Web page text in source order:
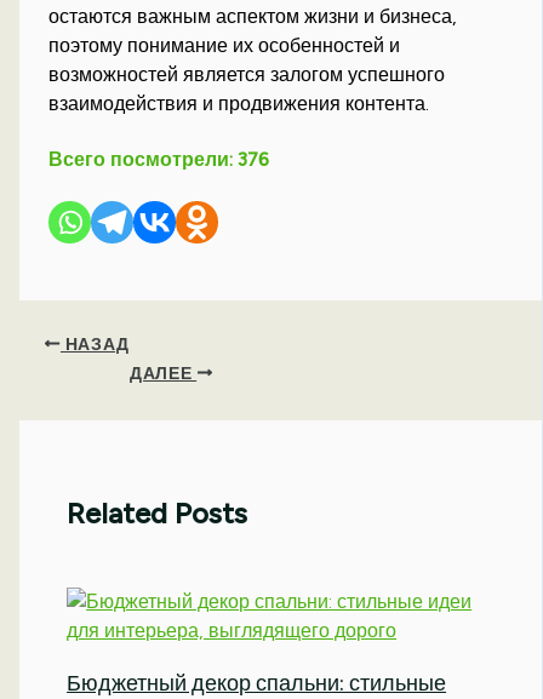
остаются важным аспектом жизни и бизнеса,
поэтому понимание их особенностей и
возможностей является залогом успешного
взаимодействия и продвижения контента.
Всего посмотрели: 376
НАЗАД
ДАЛЕЕ
Related Posts
Бюджетный декор спальни: стильные